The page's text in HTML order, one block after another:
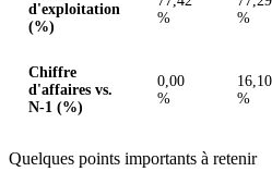
d'exploitation
(%)
%
%
Chiffre
d'affaires vs.
N-1 (%)
0,00
%
16,10
%
Quelques points importants à retenir